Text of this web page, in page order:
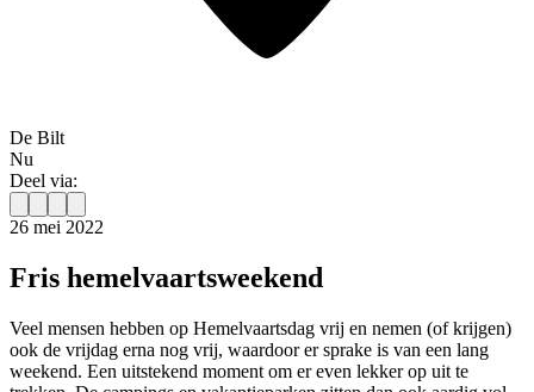
De Bilt
Nu
Deel via:
26 mei 2022
Fris hemelvaartsweekend
Veel mensen hebben op Hemelvaartsdag vrij en nemen (of krijgen)
ook de vrijdag erna nog vrij, waardoor er sprake is van een lang
weekend. Een uitstekend moment om er even lekker op uit te